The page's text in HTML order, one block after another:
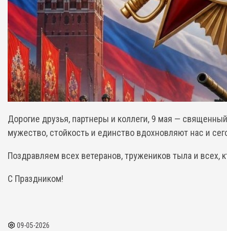
Дорогие друзья, партнеры и коллеги, 9 мая —
мужество, стойкость и единство вдохновляют нас и
Поздравляем всех ветеранов, тружеников тыла и всех,
С Праздником!
09-05-2026